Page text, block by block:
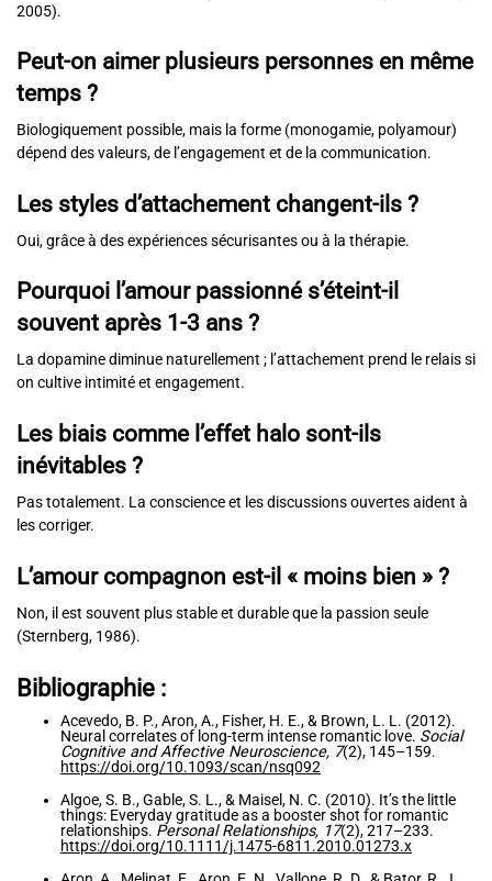
2005).
Peut-on aimer plusieurs personnes en même
temps ?
Biologiquement possible, mais la forme (monogamie, polyamour)
dépend des valeurs, de l’engagement et de la communication.
Les styles d’attachement changent-ils ?
Oui, grâce à des expériences sécurisantes ou à la thérapie.
Pourquoi l’amour passionné s’éteint-il
souvent après 1-3 ans ?
La dopamine diminue naturellement ; l’attachement prend le relais si
on cultive intimité et engagement.
Les biais comme l’effet halo sont-ils
inévitables ?
Pas totalement. La conscience et les discussions ouvertes aident à
les corriger.
L’amour compagnon est-il « moins bien » ?
Non, il est souvent plus stable et durable que la passion seule
(Sternberg, 1986).
Bibliographie :
Acevedo, B. P., Aron, A., Fisher, H. E., & Brown, L. L. (2012).
Neural correlates of long-term intense romantic love. Social
Cognitive and Affective Neuroscience, 7(2), 145–159.
https://doi.org/10.1093/scan/nsq092
Algoe, S. B., Gable, S. L., & Maisel, N. C. (2010). It’s the little
things: Everyday gratitude as a booster shot for romantic
relationships. Personal Relationships, 17(2), 217–233.
https://doi.org/10.1111/j.1475-6811.2010.01273.x